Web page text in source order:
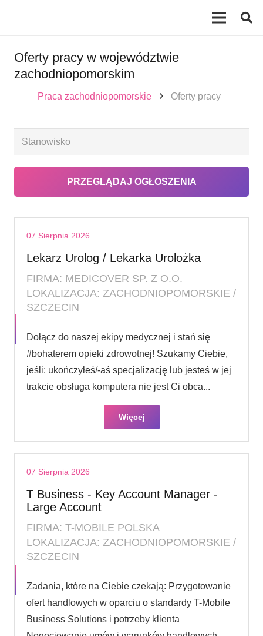
Oferty pracy w województwie
zachodniopomorskim
Praca zachodniopomorskie Oferty pracy
07 Sierpnia 2026
Lekarz Urolog / Lekarka Urolożka
FIRMA: MEDICOVER SP. Z O.O.
LOKALIZACJA: ZACHODNIOPOMORSKIE /
SZCZECIN
Dołącz do naszej ekipy medycznej i stań się
#bohaterem opieki zdrowotnej! Szukamy Ciebie,
jeśli​: ukończyłeś/-aś specjalizację lub jesteś w jej
trakcie obsługa komputera nie jest Ci obca...
Więcej
07 Sierpnia 2026
T Business - Key Account Manager -
Large Account
FIRMA: T-MOBILE POLSKA
LOKALIZACJA: ZACHODNIOPOMORSKIE /
SZCZECIN
Zadania, które na Ciebie czekają: Przygotowanie
ofert handlowych w oparciu o standardy T-Mobile
Business Solutions i potrzeby klienta